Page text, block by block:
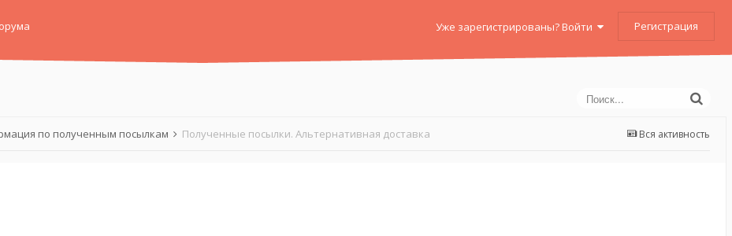
Уже зарегистрированы? Войти Регистрация
Вся активность
по полученным посылкам Полученные посылки. Альтернативная доставка